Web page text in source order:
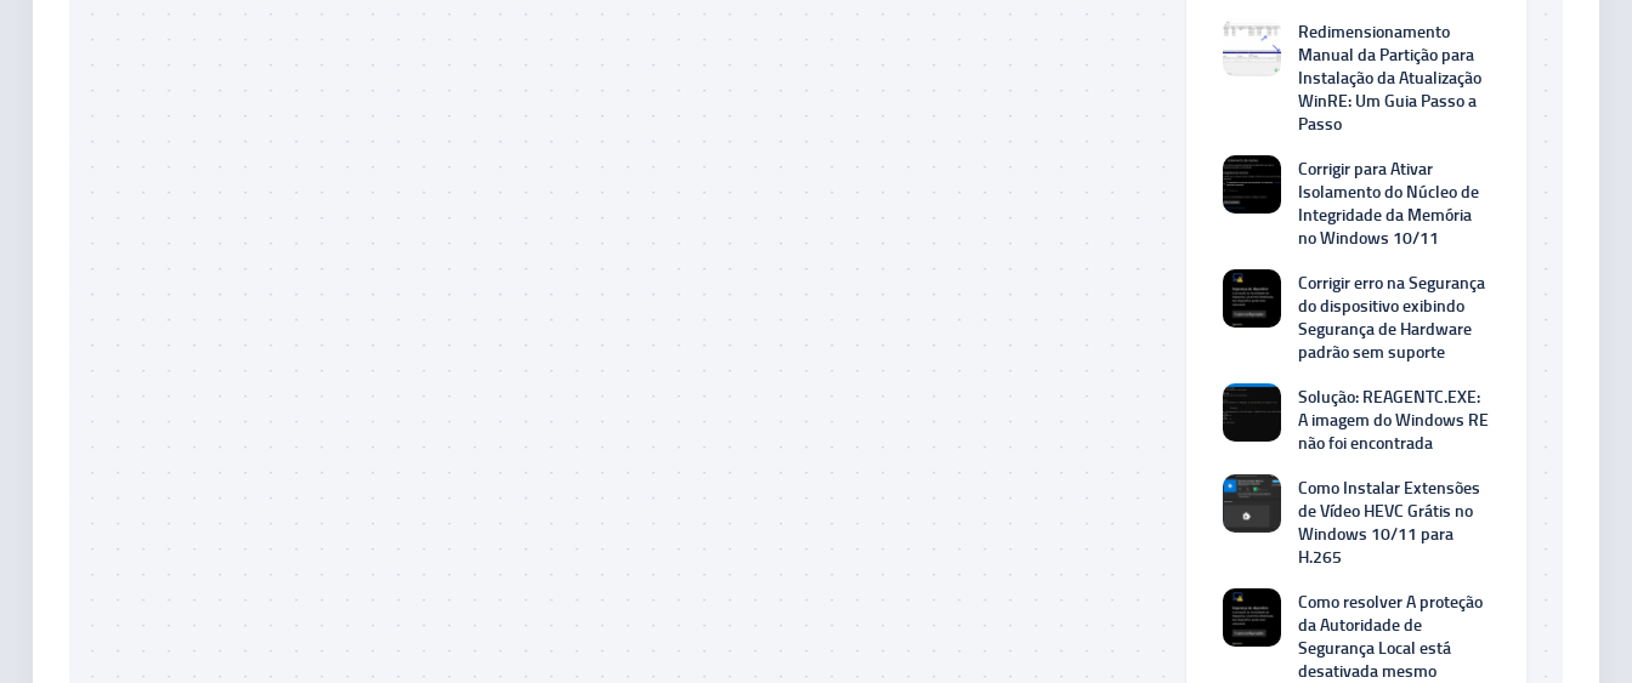
Redimensionamento
Manual da Partição para
Instalação da Atualização
WinRE: Um Guia Passo a
Passo
Corrigir para Ativar
Isolamento do Núcleo de
Integridade da Memória
no Windows 10/11
Corrigir erro na Segurança
do dispositivo exibindo
Segurança de Hardware
padrão sem suporte
Solução: REAGENTC.EXE:
A imagem do Windows RE
não foi encontrada
Como Instalar Extensões
de Vídeo HEVC Grátis no
Windows 10/11 para
H.265
Como resolver A proteção
da Autoridade de
Segurança Local está
desativada mesmo